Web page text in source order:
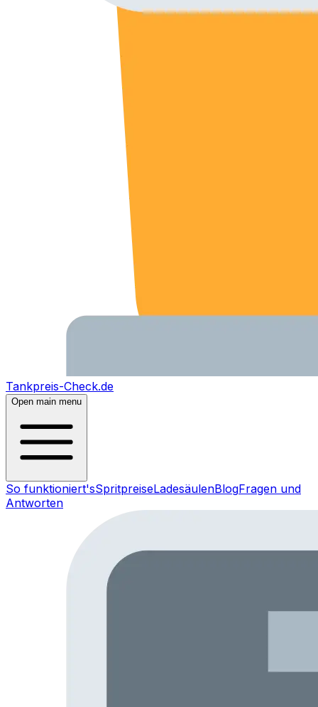
Tankpreis-Check.de
Open main menu
So funktioniert'sSpritpreiseLadesäulenBlogFragen und
Antworten